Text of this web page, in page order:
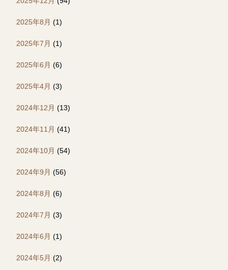
2025年8月 (1)
2025年7月 (1)
2025年6月 (6)
2025年4月 (3)
2024年12月 (13)
2024年11月 (41)
2024年10月 (54)
2024年9月 (56)
2024年8月 (6)
2024年7月 (3)
2024年6月 (1)
2024年5月 (2)